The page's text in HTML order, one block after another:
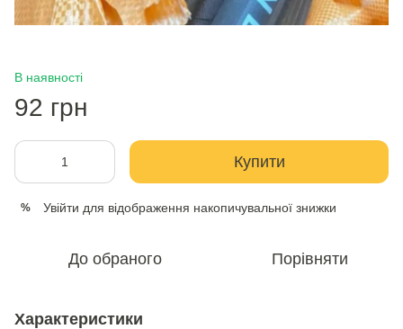
В наявності
92 грн
Купити
% Увійти для відображення накопичувальної знижки
До обраного Порівняти
Характеристики